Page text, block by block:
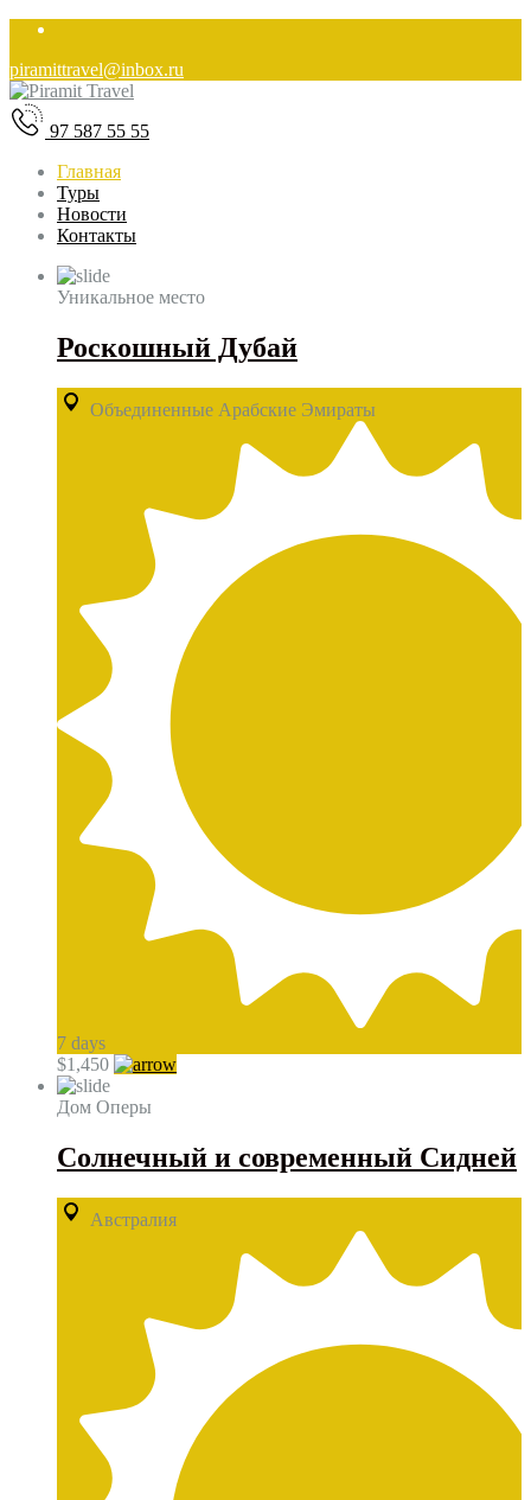
piramittravel@inbox.ru
97 587 55 55
Главная
Туры
Новости
Контакты
Уникальное место
Роскошный Дубай
Объединенные Арабские Эмираты
7 days
$1,450
Дом Оперы
Cолнечный и современный Сидней
Австралия